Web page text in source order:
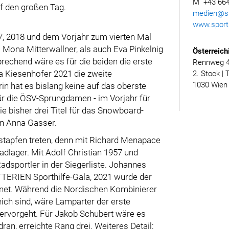
den großen Tag.
2018 und dem Vorjahr zum vierten Mal
Mitterwallner, als auch Eva Pinkelnig
wäre es für die beiden die erste
Kiesenhofer 2021 die zweite
hat es bislang keine auf das oberste
die ÖSV-Sprungdamen - im Vorjahr für
bisher drei Titel für das Snowboard-
Anna Gasser.
treten, denn mit Richard Menapace
Mit Adolf Christian 1957 und
in der Siegerliste. Johannes
Sporthilfe-Gala, 2021 wurde der
Während die Nordischen Kombinierer
sind, wäre Lamparter der erste
Für Jakob Schubert wäre es
erreichte Rang drei. Weiteres Detail:
M +43
Rennweg
2. Stock |
1030 Wien